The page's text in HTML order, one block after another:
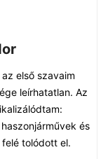
első szavaim
leírhatatlan. Az
és
tolódott el.